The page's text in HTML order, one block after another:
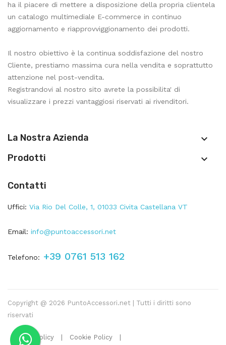
ha il piacere di mettere a disposizione della propria clientela
un catalogo multimediale E-commerce in continuo
aggiornamento e riapprovviggionamento dei prodotti.
Il nostro obiettivo è la continua soddisfazione del nostro
Cliente, prestiamo massima cura nella vendita e soprattutto
attenzione nel post-vendita.
Registrandovi al nostro sito avrete la possibilita' di
visualizzare i prezzi vantaggiosi riservati ai rivenditori.
La Nostra Azienda 
Prodotti 
Contatti
Uffici: Via Rio Del Colle, 1, 01033 Civita Castellana VT
Email: info@puntoaccessori.net
Telefono: +39 0761 513 162
Copyright @ 2026 PuntoAccessori.net | Tutti i diritti sono
riservati
Privacy Policy Cookie Policy